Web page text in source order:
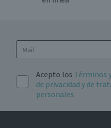
Acepto los Términos
de privacidad y de
personales